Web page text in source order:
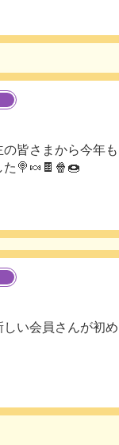
皆さまから今年も
🍭🍬🍫🍿🍩
い会員さんが初め